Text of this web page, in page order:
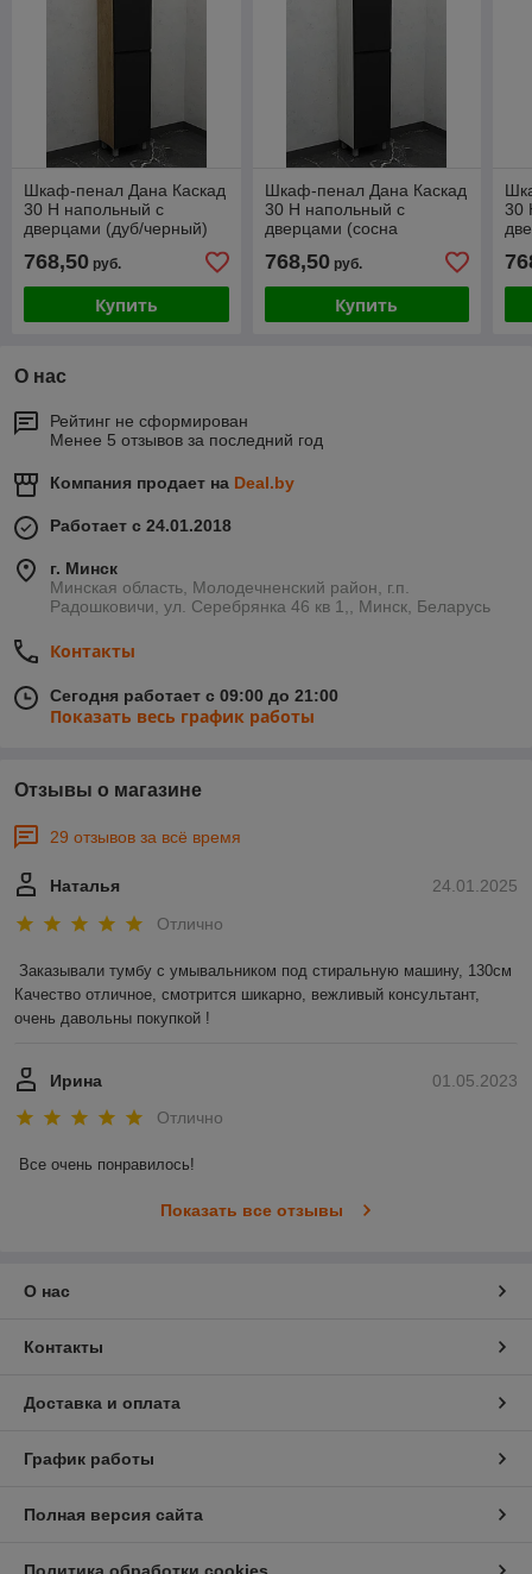
Шкаф-пенал Дана Каскад
30 Н напольный с
дверцами (дуб/черный)
768,50 руб.
Купить
Шкаф-пенал Дана Каскад
30 Н напольный с
дверцами (сосна
касцина/черный) правый
768,50руб.
Купить
30
О нас
Рейтинг не сформирован
Менее 5 отзывов за последний год
Компания продает на Deal.by
Работает с 24.01.2018
г. Минск
Минская область, Молодечненский район, г.п.
Радошковичи, ул. Серебрянка 46 кв 1,, Минск, Беларусь
Контакты
Сегодня работает с 09:00 до 21:00
Показать весь график работы
Отзывы о магазине
29 отзывов за всё время
24.01.2025
Наталья
Отлично
Заказывали тумбу с умывальником под стиральную машину, 130см
Качество отличное, смотрится шикарно, вежливый консультант,
очень давольны покупкой !
01.05.2023
Ирина
Отлично
Все очень понравилось!
Показать все отзывы
О нас
Контакты
Доставка и оплата
График работы
Полная версия сайта